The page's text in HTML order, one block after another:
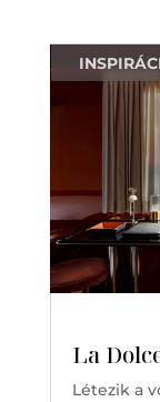
La
Létezik a